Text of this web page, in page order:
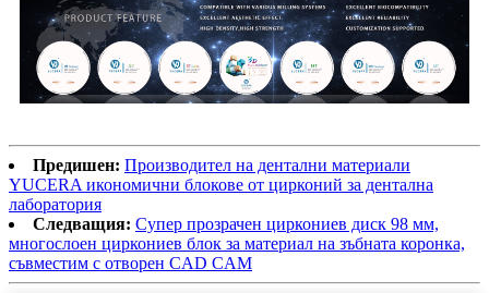
Предишен: Производител на дентални материали
YUCERA икономични блокове от цирконий за дентална
лаборатория
Следващия: Супер прозрачен циркониев диск 98 мм,
многослоен циркониев блок за материал на зъбната коронка,
съвместим с отворен CAD CAM